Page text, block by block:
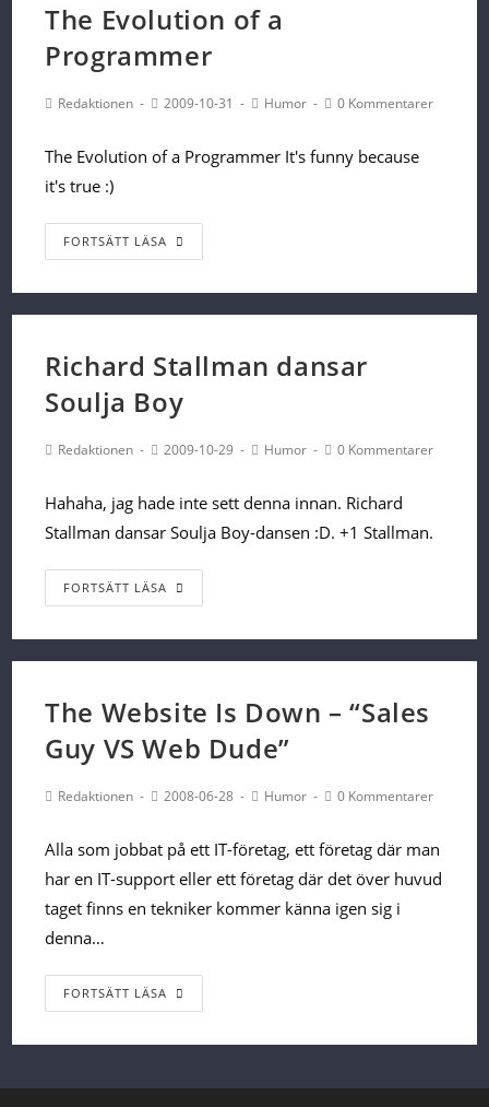
21
dagar
The Evolution of a
Programmer
PostRedaktionen
Post2009-10-31
PostHumor
Post0 Kommentarer
The Evolution of a Programmer It's funny because
it's true :)
FORTSÄTT LÄSA
Evolution
of
Programmer
Richard Stallman dansar
Soulja Boy
PostRedaktionen
Post2009-10-29
PostHumor
Post0 Kommentarer
Hahaha, jag hade inte sett denna innan. Richard
Stallman dansar Soulja Boy-dansen :D. +1 Stallman.
FORTSÄTT LÄSA
Stallman
dansar
Boy
The Website Is Down – “Sales
Guy VS Web Dude”
PostRedaktionen
Post2008-06-28
PostHumor
Post0 Kommentarer
Alla som jobbat på ett IT-företag, ett företag där man
har en IT-support eller ett företag där det över huvud
taget finns en tekniker kommer känna igen sig i
denna…
FORTSÄTT LÄSA
Website
Is